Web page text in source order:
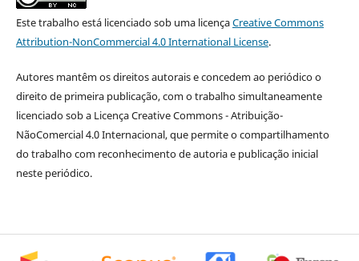
Este trabalho está licenciado sob uma licençaCreative Commons
Attribution-NonCommercial 4.0 International License.
Autores mantêm os direitos autorais e concedem ao periódico o
direito de primeira publicação, com o trabalho simultaneamente
licenciado sob a Licença Creative Commons - Atribuição-
NãoComercial 4.0 Internacional, que permite o compartilhamento
do trabalho com reconhecimento de autoria e publicação inicial
neste periódico.